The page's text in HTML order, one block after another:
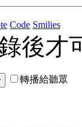
Code Smilies
後才
轉播給聽眾